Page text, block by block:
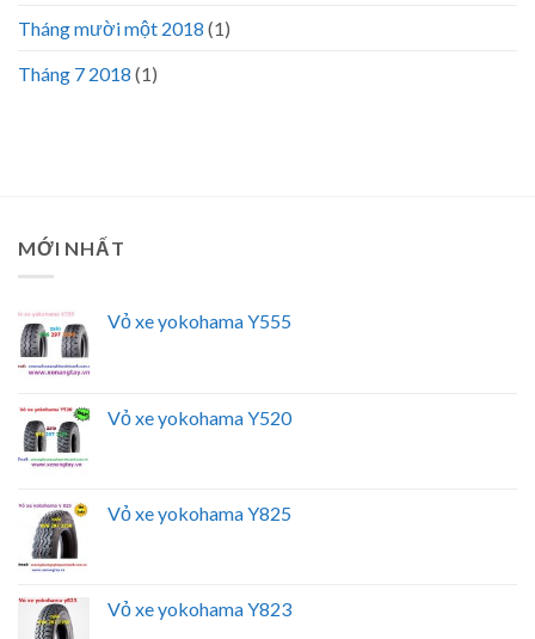
Tháng mười một 2018 (1)
Tháng 7 2018 (1)
MỚI NHẤT
Vỏ xe yokohama Y555
Vỏ xe yokohama Y520
Vỏ xe yokohama Y825
Vỏ xe yokohama Y823